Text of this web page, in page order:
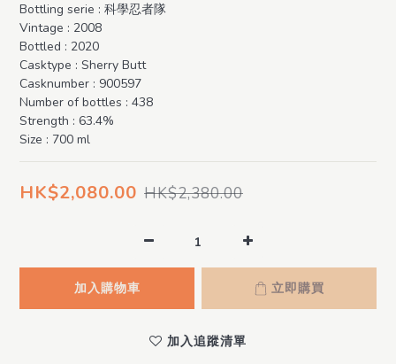
Bottling serie : 科學忍者隊
Vintage : 2008
Bottled : 2020
Casktype : Sherry Butt
Casknumber : 900597
Number of bottles : 438
Strength : 63.4%
Size : 700 ml
HK$2,080.00 HK$2,380.00
加入購物車 立即購買
加入追蹤清單